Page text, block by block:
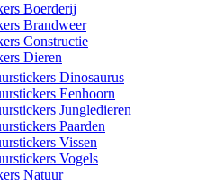
Boerderij
Brandweer
Constructie
Dieren
Dinosaurus
Eenhoorn
Jungledieren
Paarden
Vissen
Vogels
Natuur